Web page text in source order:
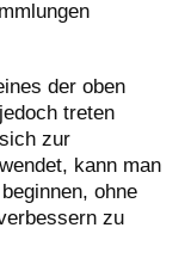
der oben
treten
zur
kann man
ohne
zu